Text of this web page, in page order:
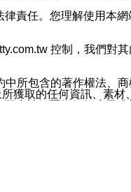
責任。您理解使用本
控制，我們對
所包含的著作權法、商
獲取的任何資訊、素